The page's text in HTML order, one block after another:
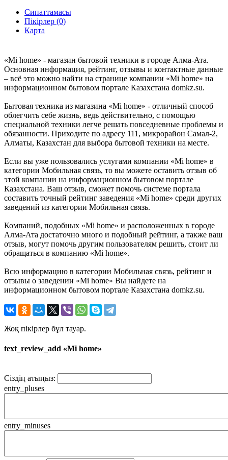
Сипаттамасы
Пікірлер (0)
Карта
«Mi home» - магазин бытовой техники в городе Алма-Ата.
Основная информация, рейтинг, отзывы и контактные данные
– всё это можно найти на странице компании «Mi home» на
информационном бытовом портале Казахстана domkz.su.
Бытовая техника из магазина «Mi home» - отличный способ
облегчить себе жизнь, ведь действительно, с помощью
специальной техники легче решать повседневные проблемы и
обязанности. Приходите по адресу 111, микрорайон Самал-2,
Алматы, Казахстан для выбора бытовой техники на месте.
Если вы уже пользовались услугами компании «Mi home» в
категории Мобильная связь, то вы можете оставить отзыв об
этой компании на информационном бытовом портале
Казахстана. Ваш отзыв, сможет помочь системе портала
составить точный рейтинг заведения «Mi home» среди других
заведений из категории Мобильная связь.
Компаний, подобных «Mi home» и расположенных в городе
Алма-Ата достаточно много и подобный рейтинг, а также ваш
отзыв, могут помочь другим пользователям решить, стоит ли
обращаться в компанию «Mi home».
Всю информацию в категории Мобильная связь, рейтинг и
отзывы о заведении «Mi home» Вы найдете на
информационном бытовом портале Казахстана domkz.su.
Жоқ пікірлер бұл тауар.
text_review_add «Mi home»
Сіздің атыңыз:
entry_pluses
entry_minuses